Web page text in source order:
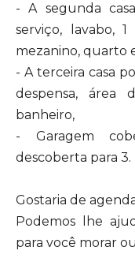
- A segunda
serviço, lavabo,
mezanino, quarto
- A terceira casa
despensa, área
banheiro,
- Garagem
descoberta para 3.
Gostaria de
Podemos lhe
para você morar